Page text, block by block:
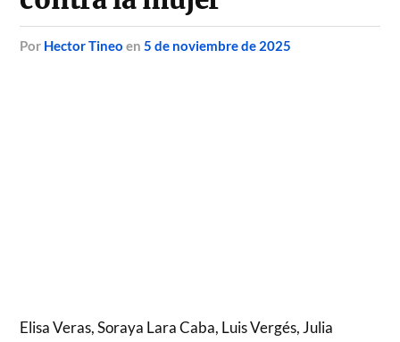
por Hector Tineo en5 de noviembre de 2025
Elisa Veras, Soraya Lara Caba, Luis Vergés, Julia